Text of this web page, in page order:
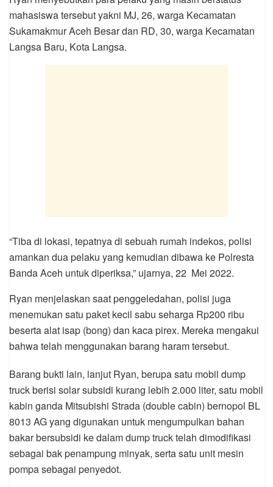
mahasiswa tersebut yakni MJ, 26, warga Kecamatan
Sukamakmur Aceh Besar dan RD, 30, warga Kecamatan
Langsa Baru, Kota Langsa.
“Tiba di lokasi, tepatnya di sebuah rumah indekos, polisi
amankan dua pelaku yang kemudian dibawa ke Polresta
Banda Aceh untuk diperiksa,” ujarnya, 22 Mei 2022.
Ryan menjelaskan saat penggeledahan, polisi juga
menemukan satu paket kecil sabu seharga Rp200 ribu
beserta alat isap (bong) dan kaca pirex. Mereka mengakui
bahwa telah menggunakan barang haram tersebut.
Barang bukti lain, lanjut Ryan, berupa satu mobil dump
truck berisi solar subsidi kurang lebih 2.000 liter, satu mobil
kabin ganda Mitsubishi Strada (double cabin) bernopol BL
8013 AG yang digunakan untuk mengumpulkan bahan
bakar bersubsidi ke dalam dump truck telah dimodifikasi
sebagai bak penampung minyak, serta satu unit mesin
pompa sebagai penyedot.